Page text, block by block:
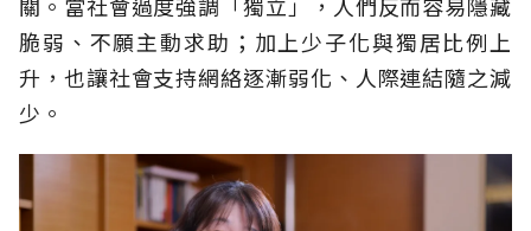
關。當社會過度強調「獨立」，人們反而容易隱藏
脆弱、不願主動求助；加上少子化與獨居比例上
升，也讓社會支持網絡逐漸弱化、人際連結隨之減
少。